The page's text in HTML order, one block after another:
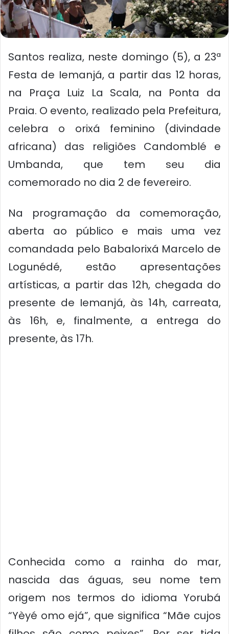
Santos realiza, neste domingo (5), a 23ª
Festa de Iemanjá, a partir das 12 horas,
na Praça Luiz La Scala, na Ponta da
Praia. O evento, realizado pela Prefeitura,
celebra o orixá feminino (divindade
africana) das religiões Candomblé e
Umbanda, que tem seu dia
comemorado no dia 2 de fevereiro.
Na programação da comemoração,
aberta ao público e mais uma vez
comandada pelo Babalorixá Marcelo de
Logunédé, estão apresentações
artísticas, a partir das 12h, chegada do
presente de Iemanjá, às 14h, carreata,
às 16h, e, finalmente, a entrega do
presente, às 17h.
Conhecida como a rainha do mar,
nascida das águas, seu nome tem
origem nos termos do idioma Yorubá
“Yèyé omo ejá”, que significa “Mãe cujos